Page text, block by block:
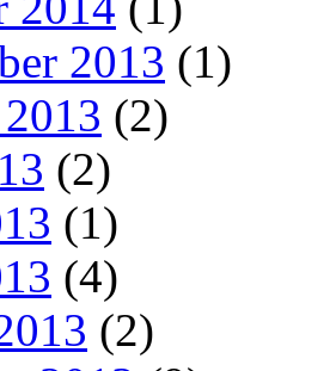
2013 (1)
(2)
(2)
(1)
(4)
(2)